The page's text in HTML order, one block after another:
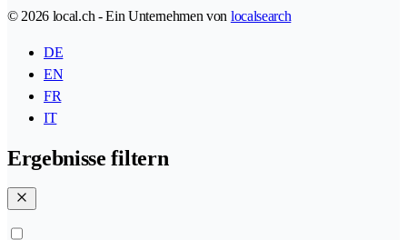
© 2026 local.ch - Ein Unternehmen von localsearch
DE
EN
FR
IT
Ergebnisse filtern